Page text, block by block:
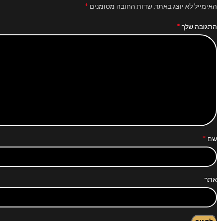
האימייל לא יוצג באתר.שדות החובה מסומנים *
התגובה שלך *
שם *
אתר